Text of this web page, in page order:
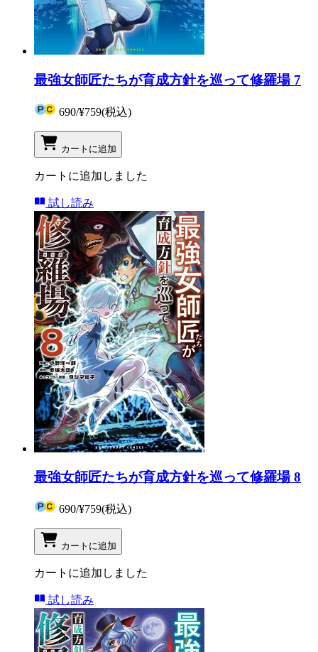
最強女師匠たちが育成方針を巡って修羅場 7
690/¥759(税込)
カートに追加
カートに追加しました
試し読み
最強女師匠たちが育成方針を巡って修羅場 8
690/¥759(税込)
カートに追加
カートに追加しました
試し読み